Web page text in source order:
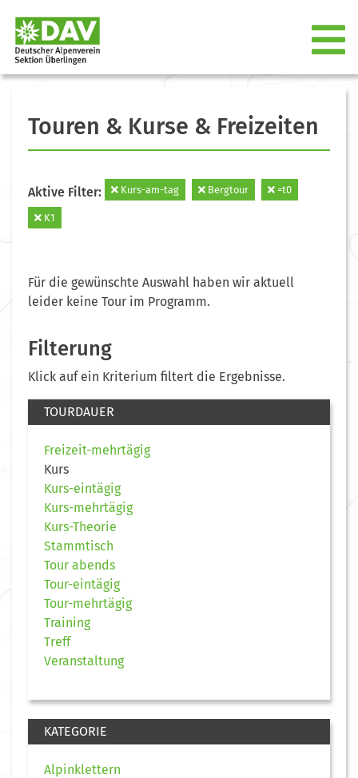
Touren & Kurse & Freizeiten
Aktive Filter: Kurs-am-tag Bergtour =t0
K1
Für die gewünschte Auswahl haben wir aktuell
leider keine Tour im Programm.
Filterung
Klick auf ein Kriterium filtert die Ergebnisse.
TOURDAUER
Freizeit-mehrtägig
Kurs
Kurs-eintägig
Kurs-mehrtägig
Kurs-Theorie
Stammtisch
Tour abends
Tour-eintägig
Tour-mehrtägig
Training
Treff
Veranstaltung
KATEGORIE
Alpinklettern